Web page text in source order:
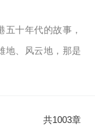
十年代的故事，
地、风云地，那是
胜枚举，道不尽人
幕金钱游戏也会
共1003章